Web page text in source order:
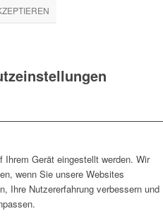
Ihrem Gerät eingestellt werden. Wir
wenn Sie unsere Websites
Ihre Nutzererfahrung verbessern und